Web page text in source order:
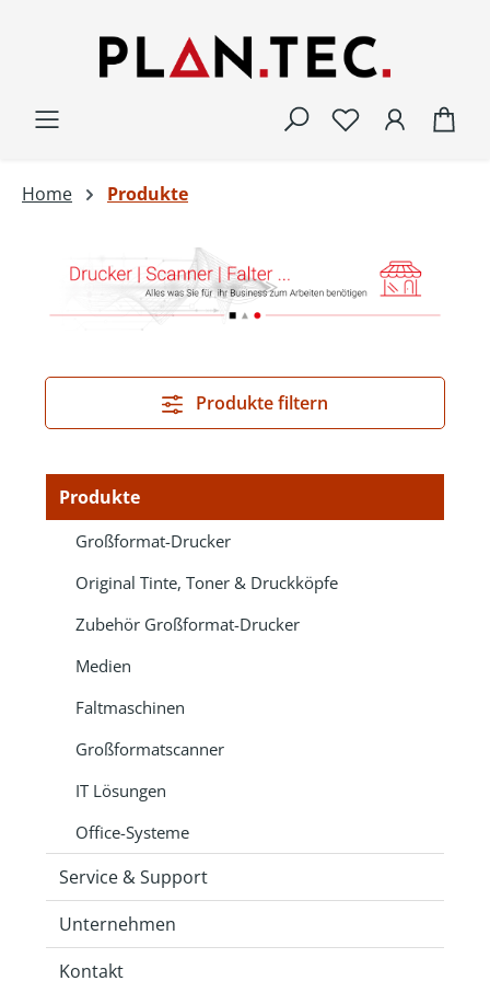
Home Produkte
Produkte filtern
Produkte
Großformat-Drucker
Original Tinte, Toner & Druckköpfe
Zubehör Großformat-Drucker
Medien
Faltmaschinen
Großformatscanner
IT Lösungen
Office-Systeme
Service & Support
Unternehmen
Kontakt